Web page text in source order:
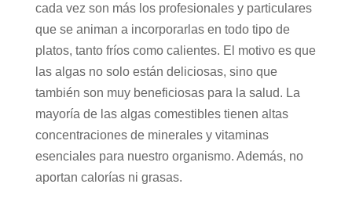
cada vez son más los profesionales y particulares
que se animan a incorporarlas en todo tipo de
platos, tanto fríos como calientes. El motivo es que
las algas no solo están deliciosas, sino que
también son muy beneficiosas para la salud. La
mayoría de las algas comestibles tienen altas
concentraciones de minerales y vitaminas
esenciales para nuestro organismo. Además, no
aportan calorías ni grasas.